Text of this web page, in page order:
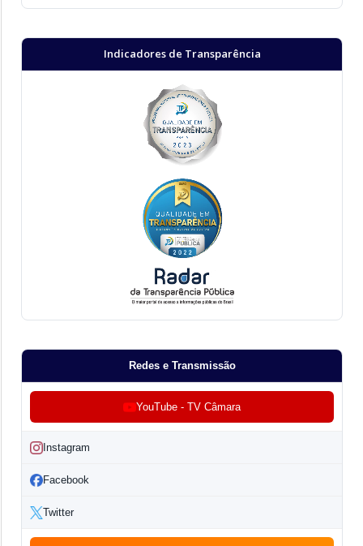
Indicadores de Transparência
Redes e Transmissão
YouTube - TV Câmara
Instagram
Facebook
Twitter